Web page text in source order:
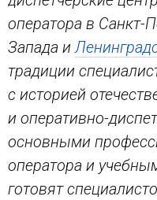
оператора в Санкт-
Запада и
традиции
с историей
и оперативно-
основными
оператора и
готовят